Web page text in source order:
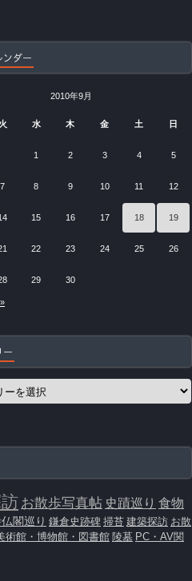
ンダー
2010年9月
火 水 木 金 土 日
1 2 3 4 5
7 8 9 10 11 12
15 16 17 18 19
22 23 24 25 26
29 30
ー
お散歩写真帖 史蹟巡り 食物
閣巡り 鎌倉史跡碑 掃苔 建築探訪 お散
術館・博物館・図書館 陵墓 PC・AV関